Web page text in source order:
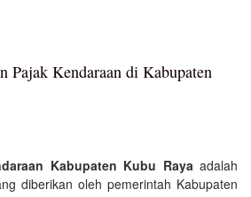
Pajak Kendaraan di Kabupaten
Kabupaten Kubu Raya adalah
diberikan oleh pemerintah Kabupaten